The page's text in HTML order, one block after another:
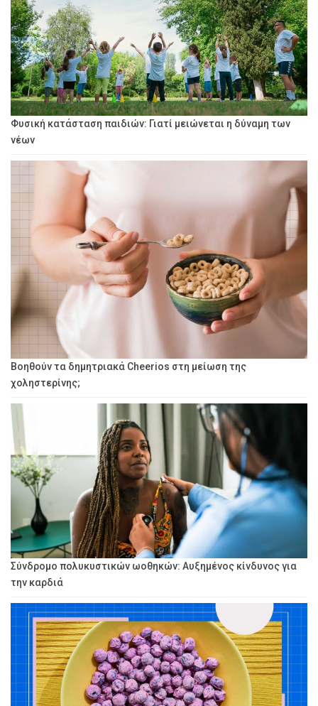
Φυσική κατάσταση παιδιών: Γιατί μειώνεται η δύναμη των
νέων
Βοηθούν τα δημητριακά Cheerios στη μείωση της
χοληστερίνης;
Σύνδρομο πολυκυστικών ωοθηκών: Αυξημένος κίνδυνος για
την καρδιά